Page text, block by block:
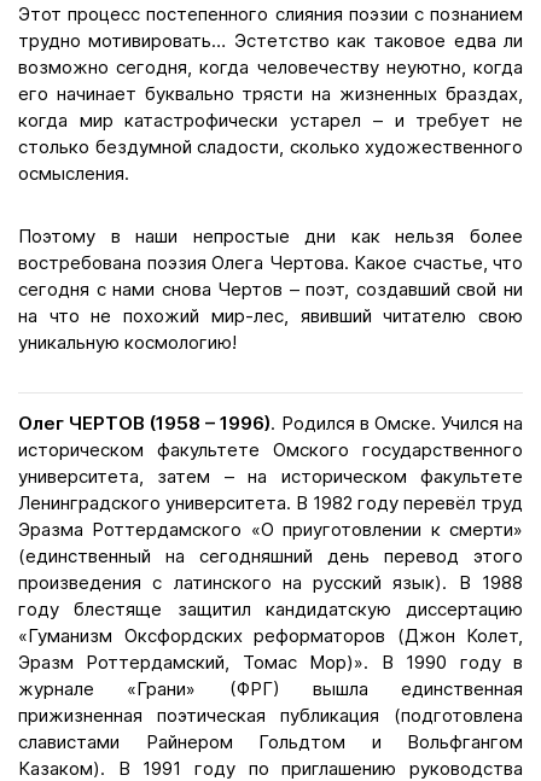
Этот процесс постепенного слияния поэзии с познанием
трудно мотивировать… Эстетство как таковое едва ли
возможно сегодня, когда человечеству неуютно, когда
его начинает буквально трясти на жизненных браздах,
когда мир катастрофически устарел – и требует не
столько бездумной сладости, сколько художественного
осмысления.
Поэтому в наши непростые дни как нельзя более
востребована поэзия Олега Чертова. Какое счастье, что
сегодня с нами снова Чертов – поэт, создавший свой ни
на что не похожий мир-лес, явивший читателю свою
уникальную космологию!
Олег ЧЕРТОВ (1958 – 1996). Родился в Омске. Учился на
историческом факультете Омского государственного
университета, затем – на историческом факультете
Ленинградского университета. В 1982 году перевёл труд
Эразма Роттердамского «О приуготовлении к смерти»
(единственный на сегодняшний день перевод этого
произведения с латинского на русский язык). В 1988
году блестяще защитил кандидатскую диссертацию
«Гуманизм Оксфордских реформаторов (Джон Колет,
Эразм Роттердамский, Томас Мор)». В 1990 году в
журнале «Грани» (ФРГ) вышла единственная
прижизненная поэтическая публикация (подготовлена
славистами Райнером Гольдтом и Вольфгангом
Казаком). В 1991 году по приглашению руководства